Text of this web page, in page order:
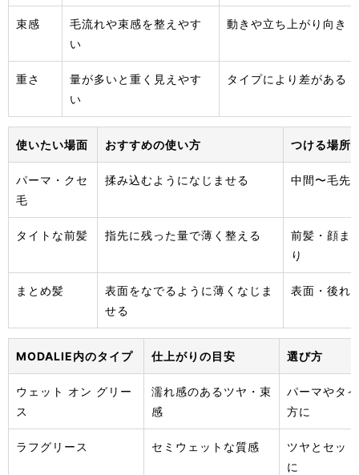
束感
毛流れや束感を整えやす
い
動きや立ち上がり向き
重さ
量が多いと重く見えやす
い
タイプにより差がある
使いたい場面 おすすめの使い方 つける場所
パーマ・クセ
毛
揉み込むようになじませる 中間〜毛先
タイトな前髪 指先に残った量で薄く整える
前髪・顔ま
り
まとめ髪
表面をなでるように薄くなじま
せる
表面・後れ
MODALIE内のタイプ 仕上がりの目安 選び方
ウェット オン グリー
ス
濡れ感のあるツヤ・束
感
パーマやタ
方に
ラフグリース セミウェットな質感
ツヤとセッ
に